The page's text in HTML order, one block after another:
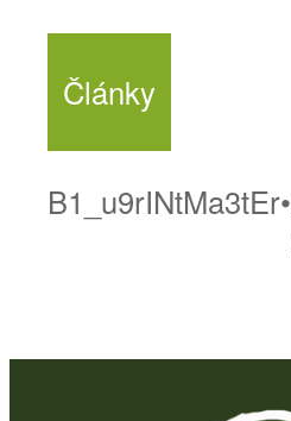
Články
B1_u9rINtMa3tEr•